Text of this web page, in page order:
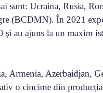
Ucraina, Rusia,
(BCDMN). În 2021
şi au ajuns la un maxim
Armenia, Azerbaidjan,
o cincime din